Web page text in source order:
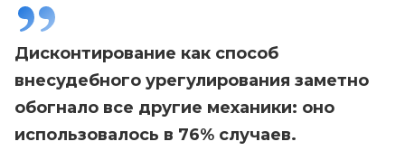
Дисконтирование как способ
внесудебного урегулирования заметно
обогнало все другие механики: оно
использовалось в 76% случаев.